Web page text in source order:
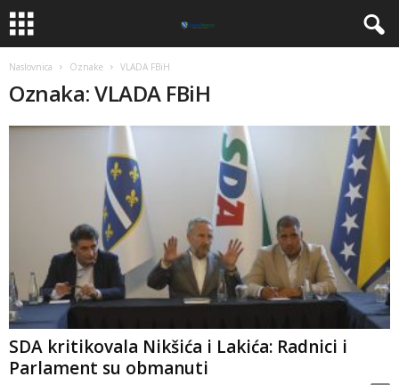
Naslovnica Oznake VLADA FBiH
Oznaka: VLADA FBiH
SDA kritikovala Nikšića i Lakića: Radnici i
Parlament su obmanuti